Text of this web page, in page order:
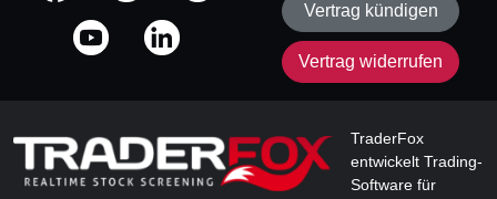
Vertrag kündigen
Vertrag widerrufen
TraderFox
entwickelt Trading-
Software für